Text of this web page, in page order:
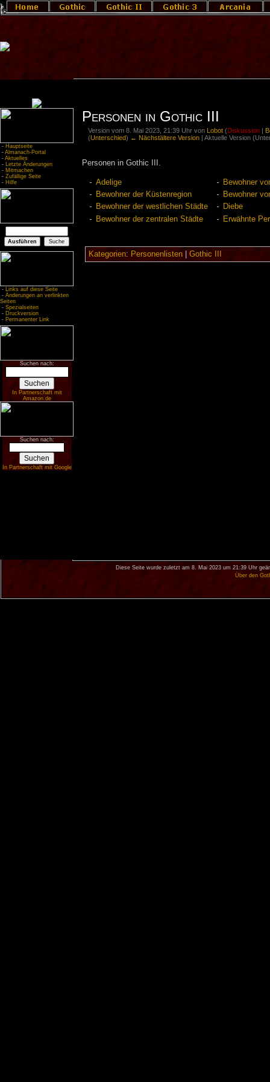
- Hauptseite
- Almanach-Portal
- Aktuelles
- Letzte Änderungen
- Mitmachen
- Zufällige Seite
- Hilfe
- Links auf diese Seite
- Änderungen an verlinkten
Seiten
- Spezialseiten
- Druckversion
- Permanenter Link
Suchen nach:
In Partnerschaft mit
Amazon.de
Suchen nach:
In Partnerschaft mit Google
Personen in Gothic III
Version vom 8. Mai 2023, 21:39 Uhr von Lobot (Diskussion |
(Unterschied) ← Nächstältere Version | Aktuelle Version
Personen in Gothic III.
Adelige
Bewohner der Küstenregion
Bewohner der westlichen Städte
Bewohner der zentralen Städte
Bewohner
Bewohner
Diebe
Erwähnte
Kategorien: Personenlisten| Gothic III
Diese Seite wurde zuletzt am 8. Mai 2023 um 21:39 Uhr
Über den